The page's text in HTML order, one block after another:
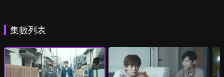
集數列表